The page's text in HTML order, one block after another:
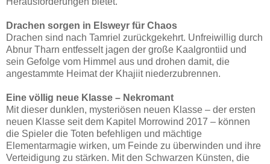
Drachen sorgen in Elsweyr für Chaos
Drachen sind nach Tamriel zurückgekehrt. Unfreiwillig durch
Abnur Tharn entfesselt jagen der große Kaalgrontiid und
sein Gefolge vom Himmel aus und drohen damit, die
angestammte Heimat der Khajiit niederzubrennen.
Eine völlig neue Klasse – Nekromant
Mit dieser dunklen, mysteriösen neuen Klasse – der ersten
neuen Klasse seit dem Kapitel Morrowind 2017 – können
die Spieler die Toten befehligen und mächtige
Elementarmagie wirken, um Feinde zu überwinden und ihre
Verteidigung zu stärken. Mit den Schwarzen Künsten, die